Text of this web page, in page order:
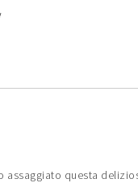
assaggiato questa